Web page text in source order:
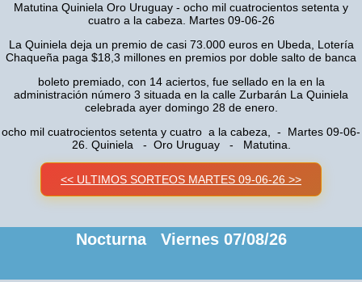
Matutina Quiniela Oro Uruguay - ocho mil cuatrocientos setenta y
cuatro a la cabeza. Martes 09-06-26
La Quiniela deja un premio de casi 73.000 euros en Ubeda, Lotería
Chaqueña paga $18,3 millones en premios por doble salto de banca
boleto premiado, con 14 aciertos, fue sellado en la en la
administración número 3 situada en la calle Zurbarán La Quiniela
celebrada ayer domingo 28 de enero.
ocho mil cuatrocientos setenta y cuatro a la cabeza, - Martes 09-06-
26. Quiniela - Oro Uruguay - Matutina.
<< ULTIMOS SORTEOS MARTES 09-06-26 >>
Nocturna Viernes 07/08/26